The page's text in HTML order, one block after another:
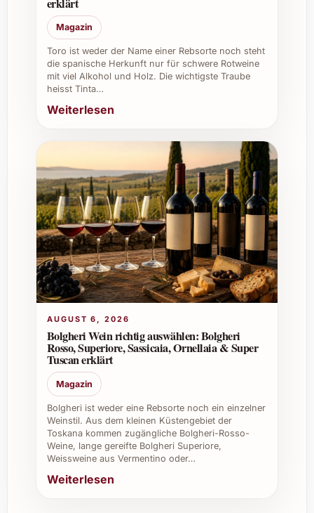
Exklusivität bieten möchten
Magazin
Toro ist weder der Name einer Rebsorte noch steht
die spanische Herkunft nur für schwere Rotweine
mit viel Alkohol und Holz. Die wichtigste Traube
heisst Tinta…
Weiterlesen
AUGUST 6, 2026
Bolgheri Wein richtig auswählen: Bolgheri
Rosso, Superiore, Sassicaia, Ornellaia & Super
Tuscan erklärt
Magazin
Bolgheri ist weder eine Rebsorte noch ein einzelner
Weinstil. Aus dem kleinen Küstengebiet der
Toskana kommen zugängliche Bolgheri-Rosso-
Weine, lange gereifte Bolgheri Superiore,
Weissweine aus Vermentino oder…
Weiterlesen